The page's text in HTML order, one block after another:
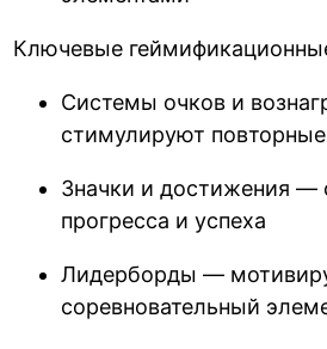
Ключевые
Системы очков и
стимулируют
Значки и достижения —
прогресса и успеха
Лидерборды —
соревновательный